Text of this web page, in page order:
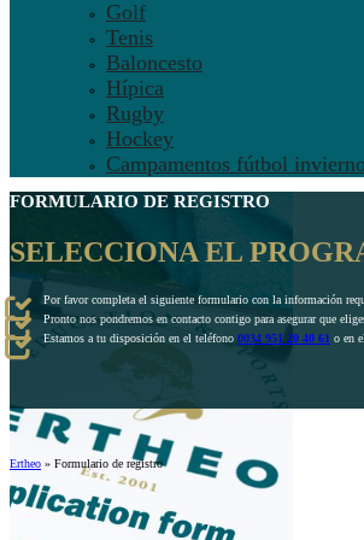
Golf
Tenis
Baloncesto
Hípica
Rugby
Hockey
Campamentos fútbol invierno
FORMULARIO DE REGISTRO
SELECCIONA EL
Por favor completa el siguiente formulario con la información
Pronto nos pondremos en contacto contigo para asegurar que
Estamos a tu disposición en el teléfono 0034 951 20 40 61 o en
Ertheo » Formulario de registro